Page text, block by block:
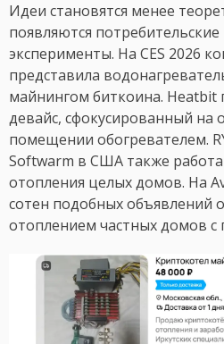
Идеи становятся менее
появляются
эксперименты. На CES 2026
представила
майнингом биткоина. Heatbit
девайс, сфокусированный на
помещении обогревателем.
Softwarm в США также
отопления целых домов. На
сотен подобных объявлений
отоплением частных домов